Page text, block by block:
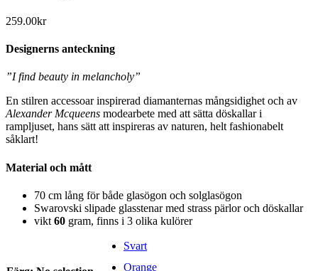
259.00kr
Designerns anteckning
”I find beauty in melancholy”
En stilren accessoar inspirerad diamanternas mångsidighet och av
Alexander Mcqueens modearbete med att sätta döskallar i
rampljuset, hans sätt att inspireras av naturen, helt fashionabelt
såklart!
Material och mått
70 cm lång för både glasögon och solglasögon
Swarovski slipade glasstenar med strass pärlor och döskallar
vikt 60 gram, finns i 3 olika kulörer
Svart
Orange